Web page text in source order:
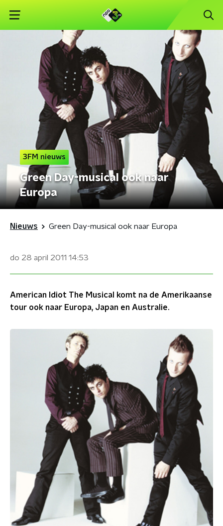
3FM nieuws
Green Day-musical ook naar
Europa
Nieuws Green Day-musical ook naar Europa
do 28 april 2011 14:53
American Idiot The Musical komt na de Amerikaanse
tour ook naar Europa, Japan en Australie.